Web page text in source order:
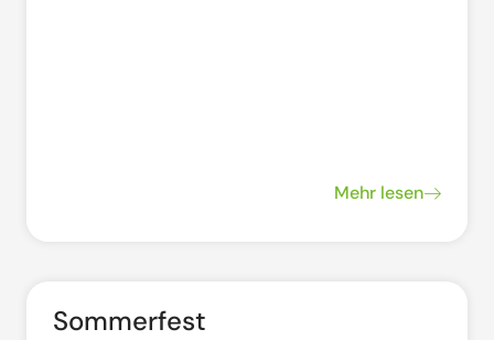
Mehr lesen
Sommerfest